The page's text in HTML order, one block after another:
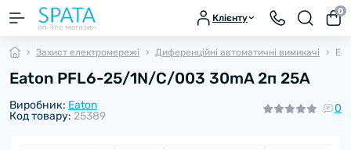
Клієнту
0
Захист електромережі Диференційні автоматичні вимикачі
Eaton PFL6-25/1N/C/003 30mA 2п 25A
Виробник: Eaton
Код товару: 25389
0